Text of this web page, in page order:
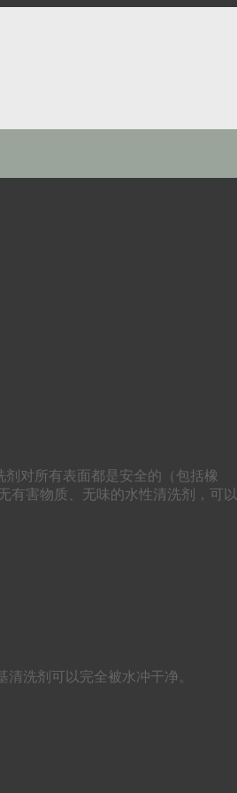
对所有表面都是安全的（包括橡
有害物质、无味的水性清洗剂，可以
洗剂可以完全被水冲干净。